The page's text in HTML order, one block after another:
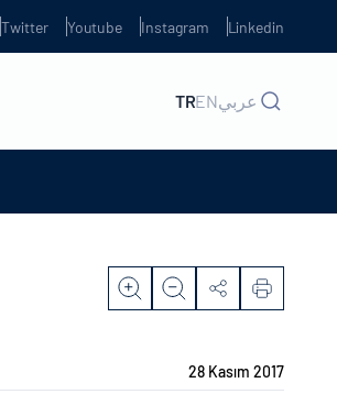
Twitter Youtube Instagram Linkedin
TRENعربي
28 Kasım 2017